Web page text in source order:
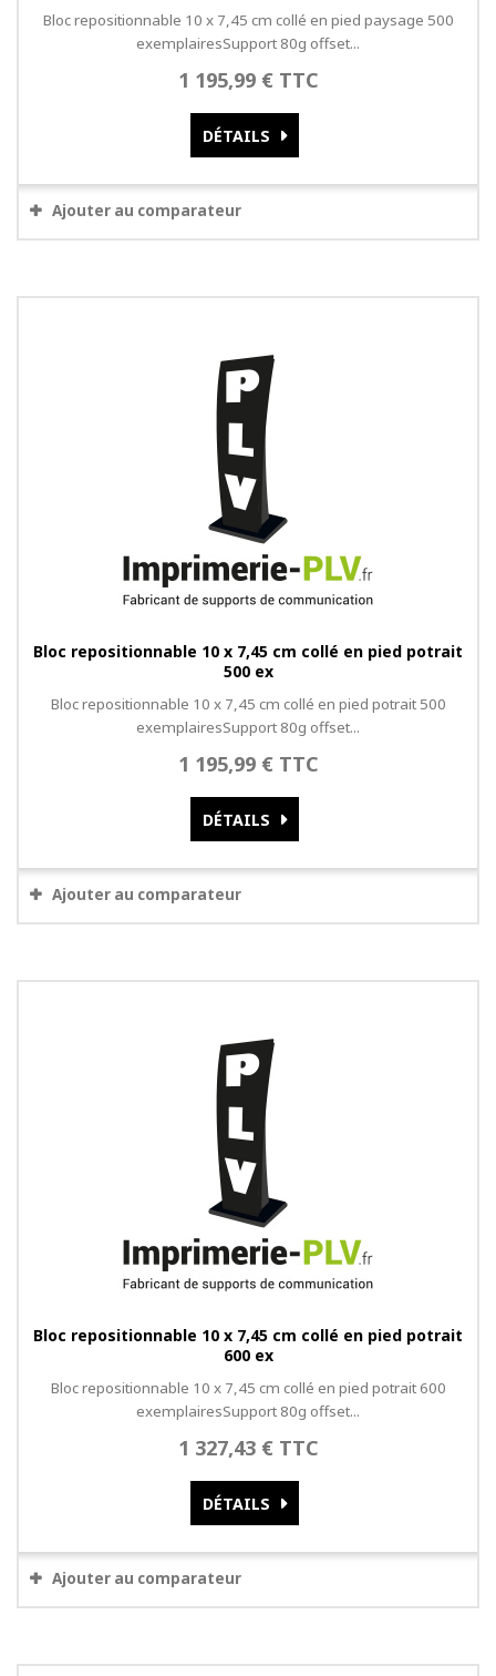
Bloc repositionnable 10 x 7,45 cm collé en pied paysage 500
exemplairesSupport 80g offset...
1 195,99 € TTC
DÉTAILS
Ajouter au comparateur
Bloc repositionnable 10 x 7,45 cm collé en pied potrait
500 ex
Bloc repositionnable 10 x 7,45 cm collé en pied potrait 500
exemplairesSupport 80g offset...
1 195,99 € TTC
DÉTAILS
Ajouter au comparateur
Bloc repositionnable 10 x 7,45 cm collé en pied potrait
600 ex
Bloc repositionnable 10 x 7,45 cm collé en pied potrait 600
exemplairesSupport 80g offset...
1 327,43 € TTC
DÉTAILS
Ajouter au comparateur